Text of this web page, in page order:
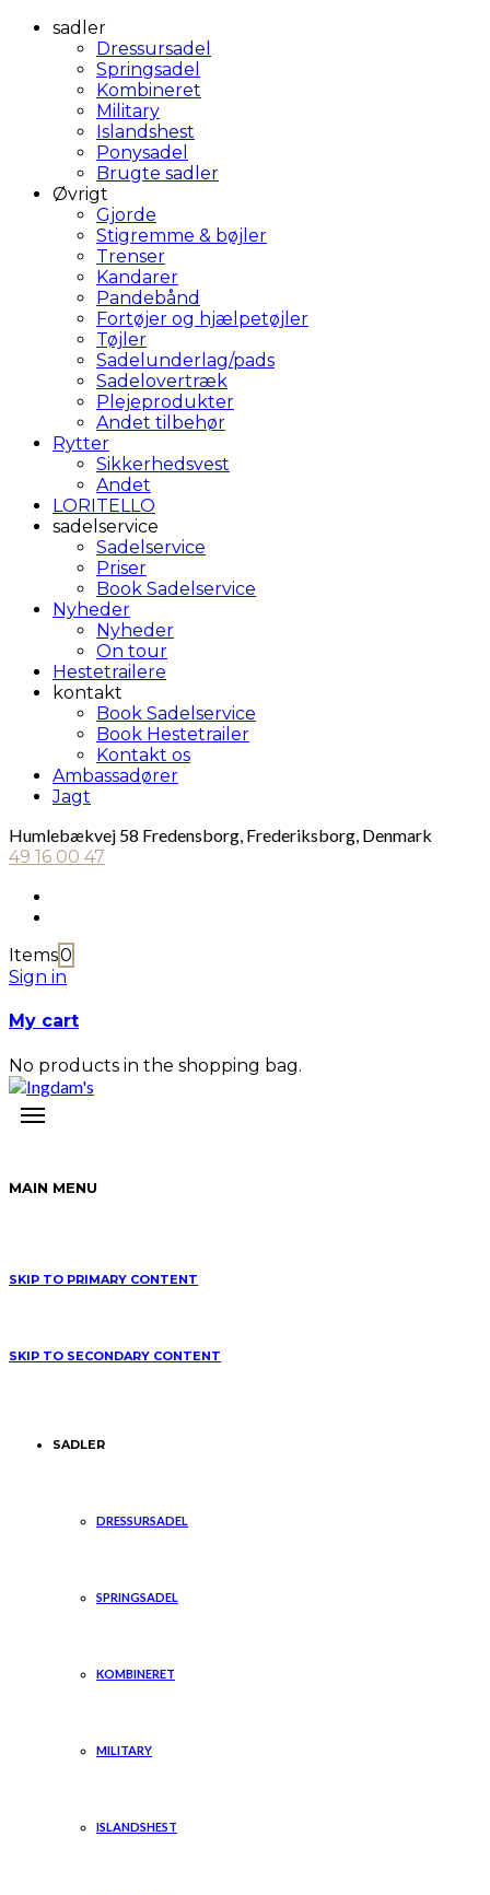
sadler
Dressursadel
Springsadel
Kombineret
Military
Islandshest
Ponysadel
Brugte sadler
Øvrigt
Gjorde
Stigremme & bøjler
Trenser
Kandarer
Pandebånd
Fortøjer og hjælpetøjler
Tøjler
Sadelunderlag/pads
Sadelovertræk
Plejeprodukter
Andet tilbehør
Rytter
Sikkerhedsvest
Andet
LORITELLO
sadelservice
Sadelservice
Priser
Book Sadelservice
Nyheder
Nyheder
On tour
Hestetrailere
kontakt
Book Sadelservice
Book Hestetrailer
Kontakt os
Ambassadører
Jagt
Humlebækvej 58 Fredensborg, Frederiksborg, Denmark
49 16 00 47
Items0
Sign in
My cart
No products in the shopping bag.
MAIN MENU
SKIP TO PRIMARY CONTENT
SKIP TO SECONDARY CONTENT
SADLER
DRESSURSADEL
SPRINGSADEL
KOMBINERET
MILITARY
ISLANDSHEST